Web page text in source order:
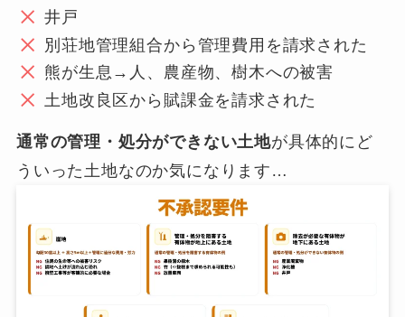
井戸
別荘地管理組合から管理費用を請求された
熊が生息→人、農産物、樹木への被害
土地改良区から賦課金を請求された
通常の管理・処分ができない土地が具体的にど
ういった土地なのか気になります…